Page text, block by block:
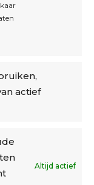
actief
Altijd actief